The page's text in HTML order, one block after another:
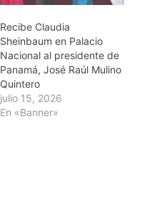
Recibe Claudia
Sheinbaum en Palacio
Nacional al presidente de
Panamá, José Raúl Mulino
Quintero
julio 15, 2026
En «Banner»